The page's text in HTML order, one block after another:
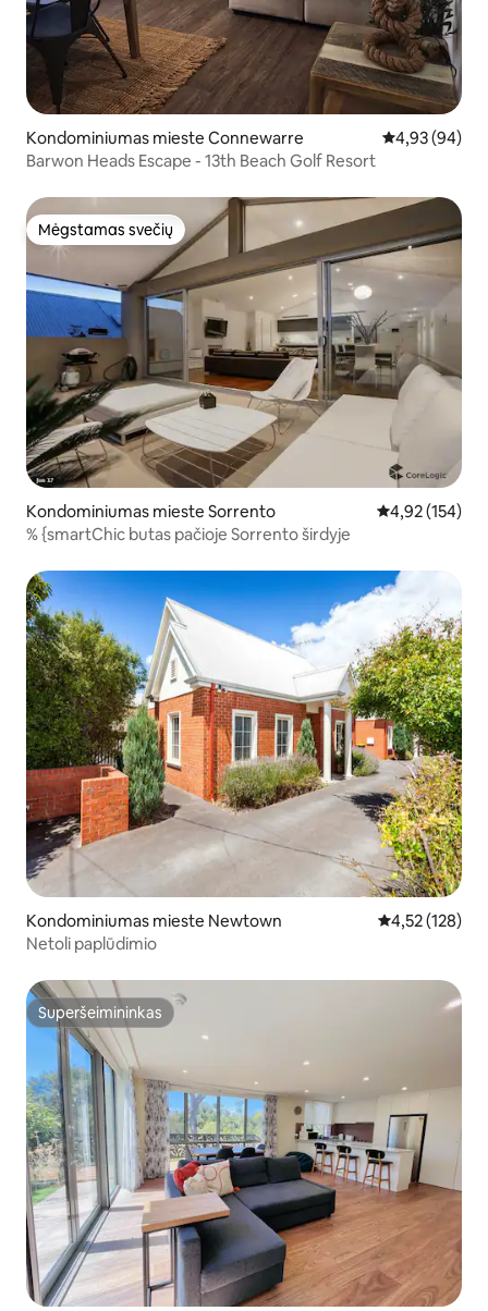
Kondominiumas mieste Connewarre Vidutinis
4,93 (94)
Barwon Heads Escape - 13th Beach Golf Resort
Mėgstamas svečių
Mėgstamas svečių
Kondominiumas mieste Sorrento Vidutinis
4,92 (154)
% {smartChic butas pačioje Sorrento širdyje
Kondominiumas mieste Newtown Vidutinis
4,52 (128)
Netoli paplūdimio
Superšeimininkas
Superšeimininkas